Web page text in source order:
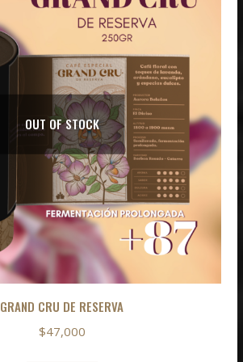
OUT OF STOCK
GRAND CRU DE RESERVA
$47,000